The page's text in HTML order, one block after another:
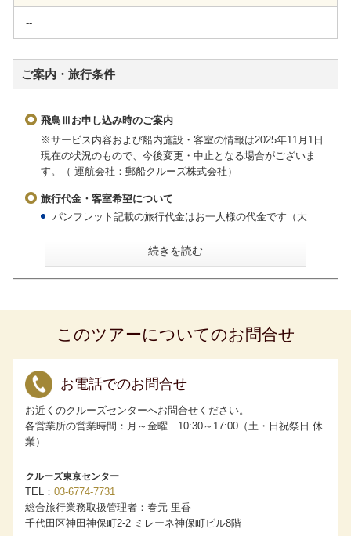
--
ご案内・旅行条件
飛鳥Ⅲお申し込み時のご案内
※サービス内容および船内施設・客室の情報は2025年11月1日
現在の状況のもので、今後変更・中止となる場合がございま
す。（ 運航会社：郵船クルーズ株式会社）
旅行代金・客室希望について
パンフレット記載の旅行代金はお一人様の代金です（大
会員であることが条件です。お申し込みの際には「My
ASUKA CLUB」会員番号をお知らせください。
食事のご用意はございますが、粉ミルク、離乳食、アレル
お一人様でご利用いただける客室には限りがございます。
相部屋は承っていません。
客室の3人および4人利用について
人利用が可能です。
・グランドペントハウス、キャプテンズスイート、パノラ
マスイートはスタッキングベッドを使用して3人利用が可能
です。
・アスカスイート、一部のミッドシップスイートは備え付
わらず当該クルーズのアスカバルコニーDの2名1室利用時の
お一人様分の旅行代金となります。
客室番号のご希望について
・ペントハウスクラス、スイートクラス：すべてのクルー
ズにてフルクルーズ（全区間）をご予約の場合、ご希望を
お預かりします。
続きを読む
このツアーについてのお問合せ
お電話でのお問合せ
お近くのクルーズセンターへお問合せください。
各営業所の営業時間：月～金曜 10:30～17:00（土・日祝祭日 休
業）
クルーズ東京センター
TEL
03-6774-7731
総合旅行業務取扱管理者：春元 里香
千代田区神田神保町2-2 ミレーネ神保町ビル8階